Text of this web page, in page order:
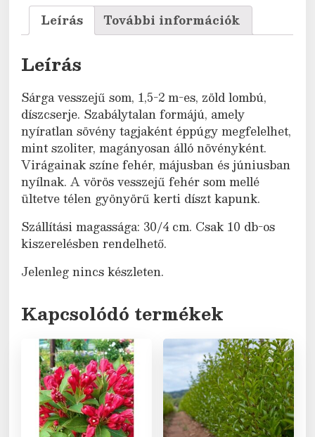
Leírás További információk
Leírás
Sárga vesszejű som, 1,5-2 m-es, zöld lombú,
díszcserje. Szabálytalan formájú, amely
nyíratlan sövény tagjaként éppúgy megfelelhet,
mint szoliter, magányosan álló növényként.
Virágainak színe fehér, májusban és júniusban
nyílnak. A vörös vesszejű fehér som mellé
ültetve télen gyönyörű kerti díszt kapunk.
Szállítási magassága: 30/4 cm. Csak 10 db-os
kiszerelésben rendelhető.
Jelenleg nincs készleten.
Kapcsolódó termékek